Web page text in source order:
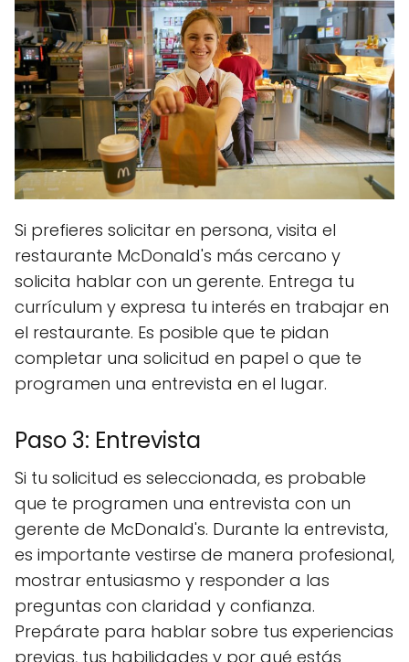
Si prefieres solicitar en persona, visita el
restaurante McDonald's más cercano y
solicita hablar con un gerente. Entrega tu
currículum y expresa tu interés en trabajar en
el restaurante. Es posible que te pidan
completar una solicitud en papel o que te
programen una entrevista en el lugar.
Paso 3: Entrevista
Si tu solicitud es seleccionada, es probable
que te programen una entrevista con un
gerente de McDonald's. Durante la entrevista,
es importante vestirse de manera profesional,
mostrar entusiasmo y responder a las
preguntas con claridad y confianza.
Prepárate para hablar sobre tus experiencias
previas, tus habilidades y por qué estás